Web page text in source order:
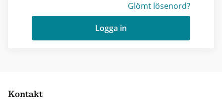
Glömt lösenord?
Logga in
Kontakt